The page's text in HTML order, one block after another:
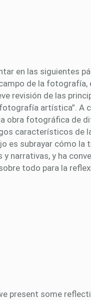
en las siguientes
de la
revisión de las
artística”. A
obra fotográfica de
característicos de
es subrayar cómo
y narrativas, y ha
todo para la
present some